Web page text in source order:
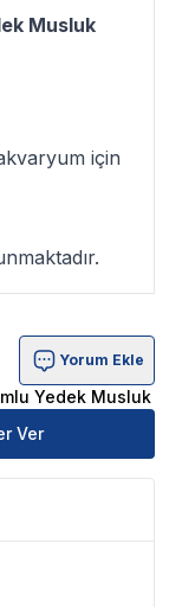
Musluk
için
Ürün
Yorum Ekle
Yedek Musluk
Ver